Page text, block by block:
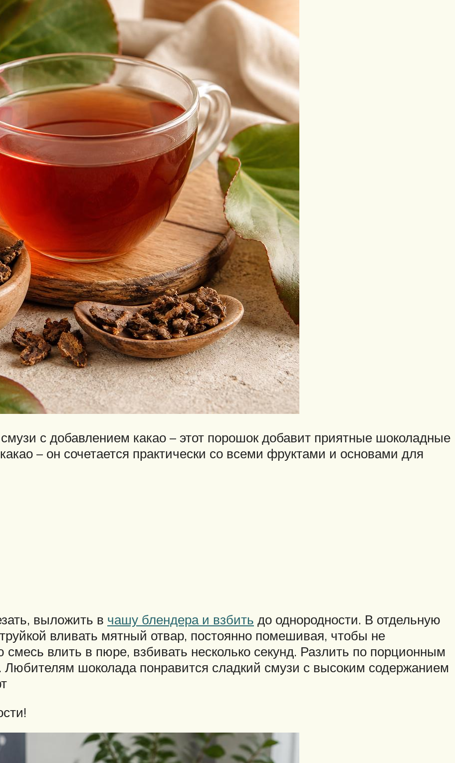
с добавлением какао – этот порошок добавит приятные шоколадные
– он сочетается практически со всеми фруктами и основами для
выложить в чашу блендера и взбить до однородности. В отдельную
вливать мятный отвар, постоянно помешивая, чтобы не
влить в пюре, взбивать несколько секунд. Разлить по порционным
Любителям шоколада понравится сладкий смузи с высоким содержанием